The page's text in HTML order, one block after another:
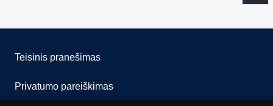
Teisinis pranešimas
Privatumo pareiškimas